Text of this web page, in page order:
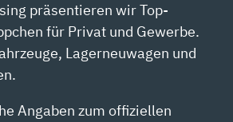
präsentieren wir Top-
für Privat und Gewerbe.
Lagerneuwagen und
Angaben zum offiziellen